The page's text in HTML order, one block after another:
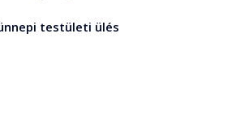
testületi ülés